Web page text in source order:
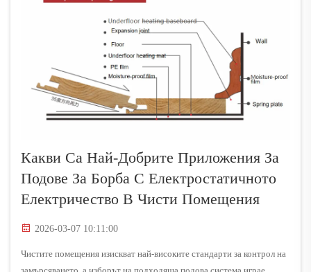
Какви Са Най-Добрите Приложения За
Подове За Борба С Електростатичното
Електричество В Чисти Помещения
2026-03-07 10:11:00
Чистите помещения изискват най-високите стандарти за контрол на